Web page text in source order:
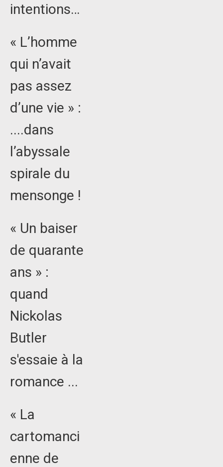
intentions…
« L’homme
qui n’avait
pas assez
d’une vie » :
....dans
l’abyssale
spirale du
mensonge !
« Un baiser
de quarante
ans » :
quand
Nickolas
Butler
s'essaie à la
romance ...
« La
cartomanci
enne de